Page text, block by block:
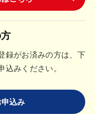
録がお済みの方は、下
込みください。
申込み